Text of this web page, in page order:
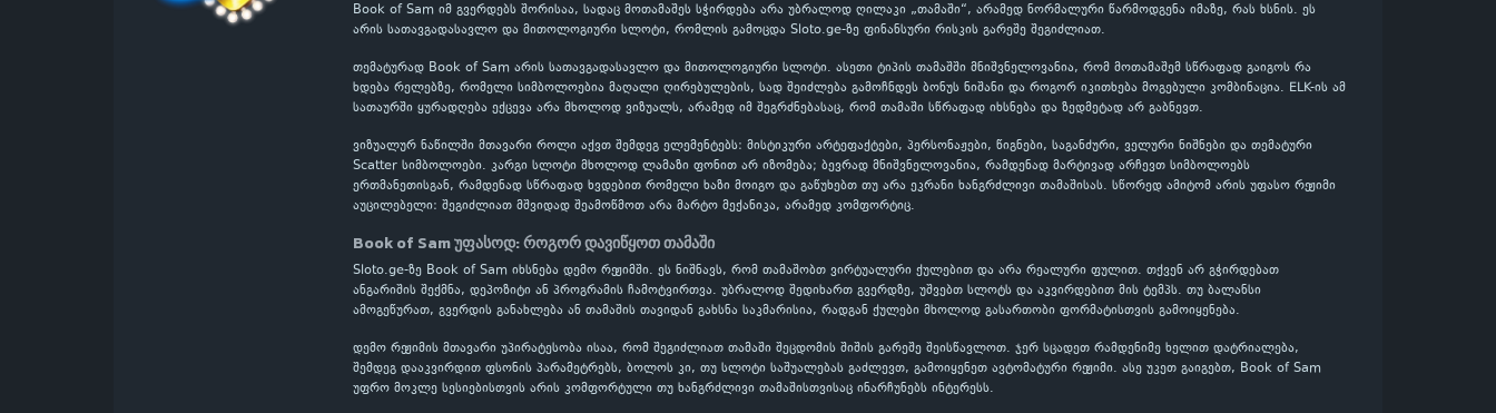
Book of Sam იმ გვერდებს შორისაა, სადაც მოთამაშეს სჭირდება არა უბრალოდ ღილაკი „თამაში“, არამედ ნორმალური წარმოდგენა იმაზე, რას ხსნის. ეს
არის სათავგადასავლო და მითოლოგიური სლოტი, რომლის გამოცდა Sloto.ge-ზე ფინანსური რისკის გარეშე შეგიძლიათ.
თემატურად Book of Sam არის სათავგადასავლო და მითოლოგიური სლოტი. ასეთი ტიპის თამაშში მნიშვნელოვანია, რომ მოთამაშემ სწრაფად გაიგოს რა
ხდება რელებზე, რომელი სიმბოლოებია მაღალი ღირებულების, სად შეიძლება გამოჩნდეს ბონუს ნიშანი და როგორ იკითხება მოგებული კომბინაცია. ELK-ის ამ
სათაურში ყურადღება ექცევა არა მხოლოდ ვიზუალს, არამედ იმ შეგრძნებასაც, რომ თამაში სწრაფად იხსნება და ზედმეტად არ გაბნევთ.
ვიზუალურ ნაწილში მთავარი როლი აქვთ შემდეგ ელემენტებს: მისტიკური არტეფაქტები, პერსონაჟები, წიგნები, საგანძური, ველური ნიშნები და თემატური
Scatter სიმბოლოები. კარგი სლოტი მხოლოდ ლამაზი ფონით არ იზომება; ბევრად მნიშვნელოვანია, რამდენად მარტივად არჩევთ სიმბოლოებს
ერთმანეთისგან, რამდენად სწრაფად ხვდებით რომელი ხაზი მოიგო და გაწუხებთ თუ არა ეკრანი ხანგრძლივი თამაშისას. სწორედ ამიტომ არის უფასო რეჟიმი
აუცილებელი: შეგიძლიათ მშვიდად შეამოწმოთ არა მარტო მექანიკა, არამედ კომფორტიც.
Book of Sam უფასოდ: როგორ დავიწყოთ თამაში
Sloto.ge-ზე Book of Sam იხსნება დემო რეჟიმში. ეს ნიშნავს, რომ თამაშობთ ვირტუალური ქულებით და არა რეალური ფულით. თქვენ არ გჭირდებათ
ანგარიშის შექმნა, დეპოზიტი ან პროგრამის ჩამოტვირთვა. უბრალოდ შედიხართ გვერდზე, უშვებთ სლოტს და აკვირდებით მის ტემპს. თუ ბალანსი
ამოგეწურათ, გვერდის განახლება ან თამაშის თავიდან გახსნა საკმარისია, რადგან ქულები მხოლოდ გასართობი ფორმატისთვის გამოიყენება.
დემო რეჟიმის მთავარი უპირატესობა ისაა, რომ შეგიძლიათ თამაში შეცდომის შიშის გარეშე შეისწავლოთ. ჯერ სცადეთ რამდენიმე ხელით დატრიალება,
შემდეგ დააკვირდით ფსონის პარამეტრებს, ბოლოს კი, თუ სლოტი საშუალებას გაძლევთ, გამოიყენეთ ავტომატური რეჟიმი. ასე უკეთ გაიგებთ, Book of Sam
უფრო მოკლე სესიებისთვის არის კომფორტული თუ ხანგრძლივი თამაშისთვისაც ინარჩუნებს ინტერესს.